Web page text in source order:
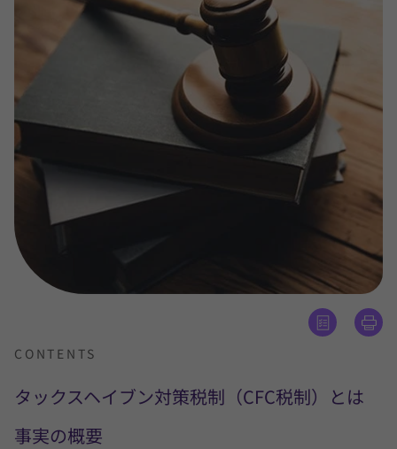
CONTENTS
タックスヘイブン対策税制（CFC税制）とは
事実の概要